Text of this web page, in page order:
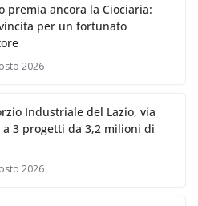
premia ancora la Ciociaria:
per un fortunato
2026
Industriale del Lazio, via
a 3 progetti da 3,2 milioni di
2026